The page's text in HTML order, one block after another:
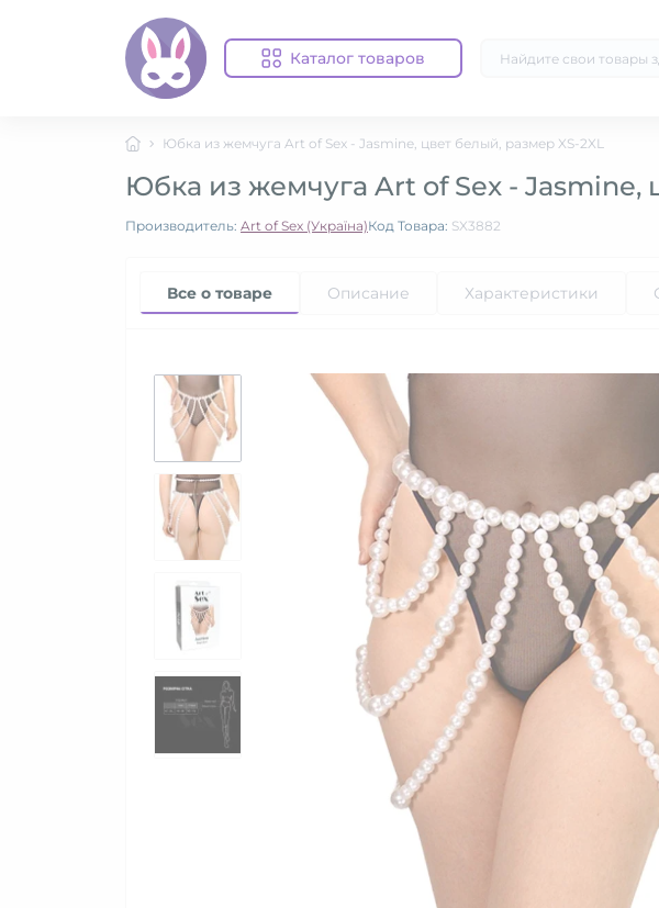
Каталог товаров
Юбка из жемчуга Art of Sex - Jasmine, цвет белый, размер XS-2XL
Юбка из жемчуга Art of Sex - Jasmine,
Производитель: Art of Sex (Україна)Код Товара: SX3882
Все о товаре Описание Характеристики